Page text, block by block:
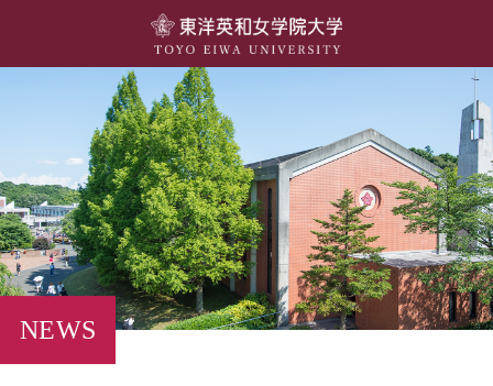
学部・学科
キャンパスライフ
留学・国際交流
キャリア・就職
NEWS